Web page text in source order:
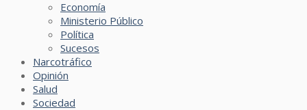
Economía
Ministerio Público
Política
Sucesos
Narcotráfico
Opinión
Salud
Sociedad